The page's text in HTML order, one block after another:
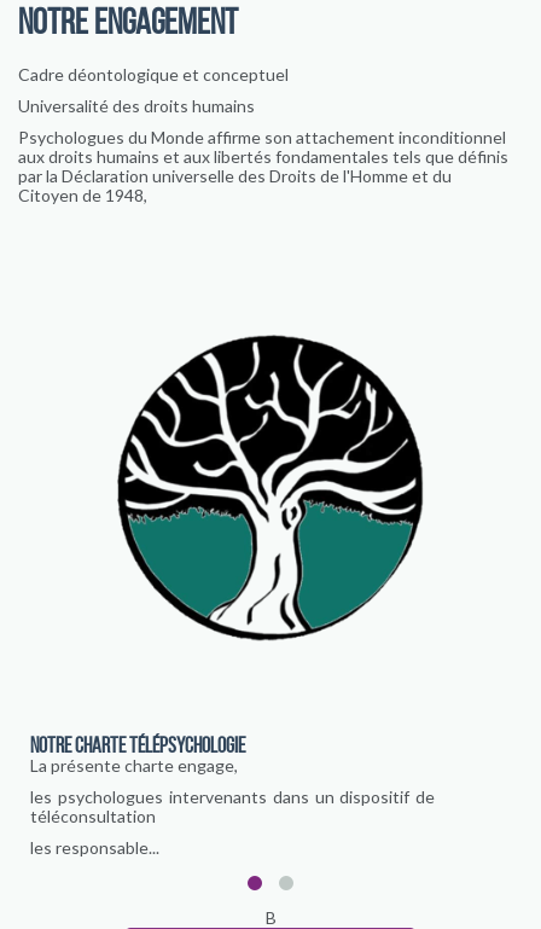
NOTRE ENGAGEMENT
Cadre déontologique et conceptuel
Universalité des droits humains
Psychologues du Monde affirme son attachement inconditionnel
aux droits humains et aux libertés fondamentales tels que définis
par la Déclaration universelle des Droits de l'Homme et du
Citoyen de 1948,
NOTRE CHARTE TÉLÉPSYCHOLOGIE
La présente charte engage,
les psychologues intervenants dans un dispositif de
téléconsultation
les responsable...
B